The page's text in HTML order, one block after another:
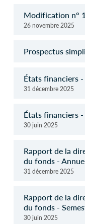
Modification n°
26 novembre 2025
Prospectus
États financiers
31 décembre 2025
États financiers
30 juin 2025
Rapport de la
du fonds -
31 décembre 2025
Rapport de la
du fonds -
30 juin 2025